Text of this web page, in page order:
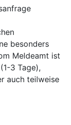
besonders
Meldeamt ist
3 Tage),
auch teilweise